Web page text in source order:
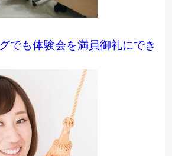
でも体験会を満員御礼にでき